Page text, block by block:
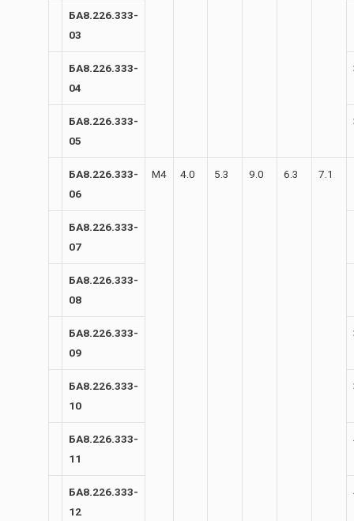
БА8.226.333-
03
БА8.226.333-
04
БА8.226.333-
05
БА8.226.333-
06
М4 4.0 5.3 9.0 6.3 7.1
БА8.226.333-
07
БА8.226.333-
08
БА8.226.333-
09
БА8.226.333-
10
БА8.226.333-
11
БА8.226.333-
12